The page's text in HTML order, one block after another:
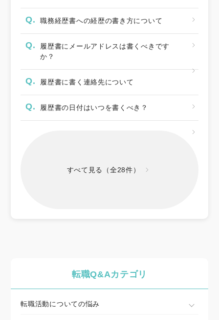
Q. 職務経歴書への経歴の書き方について
Q.
履歴書にメールアドレスは書くべきです
か？
Q. 履歴書に書く連絡先について
Q. 履歴書の日付はいつを書くべき？
すべて見る（全28件）
転職Q&Aカテゴリ
転職活動についての悩み